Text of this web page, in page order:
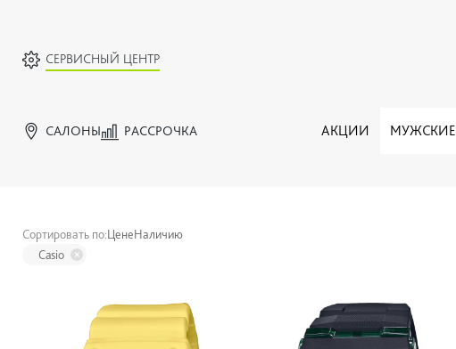
СЕРВИСНЫЙ ЦЕНТР
САЛОНЫ РАССРОЧКА АКЦИИ МУЖСКИЕ
Сортировать по:ЦенеНаличию
Casio